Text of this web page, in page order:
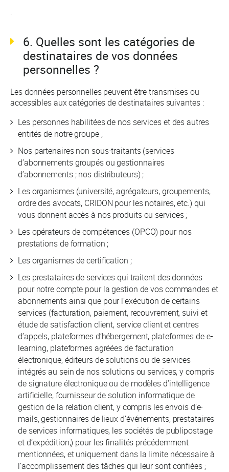
.
6. Quelles sont les catégories de
destinataires de vos données
personnelles ?
Les données personnelles peuvent être transmises ou
accessibles aux catégories de destinataires suivantes :
Les personnes habilitées de nos services et des autres
entités de notre groupe ;
Nos partenaires non sous-traitants (services
d’abonnements groupés ou gestionnaires
d’abonnements ; nos distributeurs) ;
Les organismes (université, agrégateurs, groupements,
ordre des avocats, CRIDON pour les notaires, etc.) qui
vous donnent accès à nos produits ou services ;
Les opérateurs de compétences (OPCO) pour nos
prestations de formation ;
Les organismes de certification ;
Les prestataires de services qui traitent des données
pour notre compte pour la gestion de vos commandes et
abonnements ainsi que pour l’exécution de certains
services (facturation, paiement, recouvrement, suivi et
étude de satisfaction client, service client et centres
d’appels, plateformes d’hébergement, plateformes de e-
learning, plateformes agréées de facturation
électronique, éditeurs de solutions ou de services
intégrés au sein de nos solutions ou services, y compris
de signature électronique ou de modèles d’intelligence
artificielle, fournisseur de solution informatique de
gestion de la relation client, y compris les envois d’e-
mails, gestionnaires de lieux d’événements, prestataires
de services informatiques, les sociétés de publipostage
et d’expédition,) pour les finalités précédemment
mentionnées, et uniquement dans la limite nécessaire à
l’accomplissement des tâches qui leur sont confiées ;